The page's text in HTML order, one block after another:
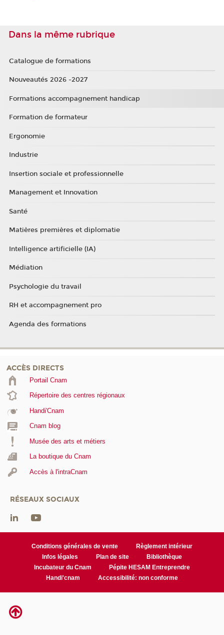
Dans la même rubrique
Catalogue de formations
Nouveautés 2026 -2027
Formations accompagnement handicap
Formation de formateur
Ergonomie
Industrie
Insertion sociale et professionnelle
Management et Innovation
Santé
Matières premières et diplomatie
Intelligence artificielle (IA)
Médiation
Psychologie du travail
RH et accompagnement pro
Agenda des formations
ACCÈS DIRECTS
Portail Cnam
Répertoire des centres régionaux
Handi'Cnam
Cnam blog
Musée des arts et métiers
La boutique du Cnam
Accès à l'intraCnam
RÉSEAUX SOCIAUX
Conditions générales de vente
Règlement intérieur
Infos légales
Plan de site
Bibliothèque
Incubateur du Cnam
Pépite HESAM Entreprendre
Handi'cnam
Accessibilité: non conforme